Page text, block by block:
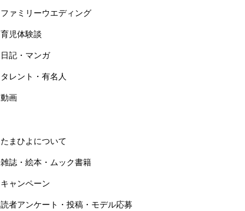
ファミリーウエディング
育児体験談
日記・マンガ
タレント・有名人
動画
たまひよについて
雑誌・絵本・ムック書籍
キャンペーン
読者アンケート・投稿・モデル応募